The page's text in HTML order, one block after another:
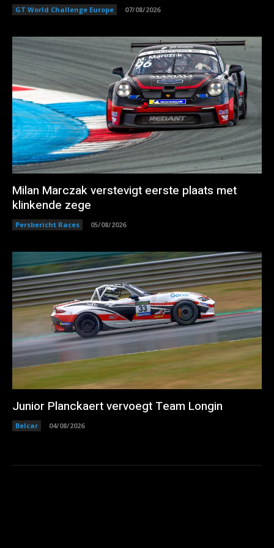
GT World Challenge Europe 07/08/2026
Milan Marczak verstevigt eerste plaats met
klinkende zege
Persbericht Races 05/08/2026
Junior Planckaert vervoegt Team Longin
Belcar 04/08/2026